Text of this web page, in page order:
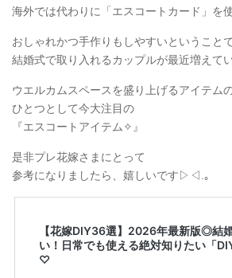
海外では代わりに「エスコートカード」を
おしゃれかつ手作りもしやすいということ
結婚式で取り入れるカップルが最近増えて
ウエルカムスペースを盛り上げるアイテム
ひとつとして今大注目の
『エスコートアイテム✧』
是非プレ花嫁さまにとって
参考になりましたら、嬉しいです▷◁.｡
【花嫁DIY36選】2026年最新版◎結
い！日常でも使える絶対知りたい「
♡